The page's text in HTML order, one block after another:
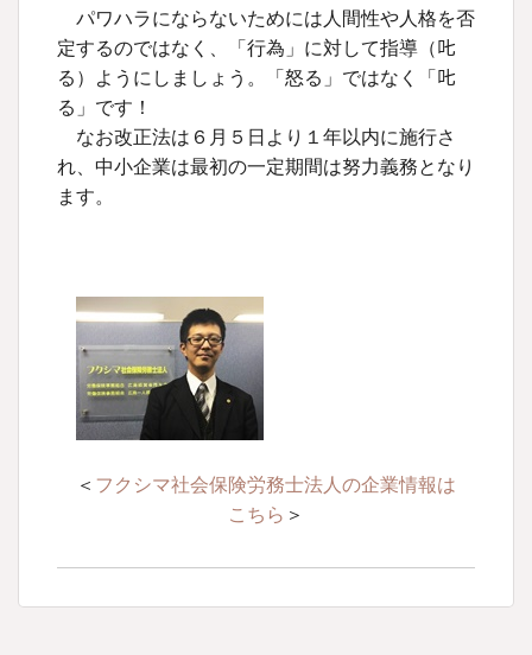
パワハラにならないためには人間性や人格を否
定するのではなく、「行為」に対して指導（𠮟
る）ようにしましょう。「怒る」ではなく「𠮟
る」です！
なお改正法は６月５日より１年以内に施行さ
れ、中小企業は最初の一定期間は努力義務となり
ます。
＜ フクシマ社会保険労務士法人の企業情報は
こちら ＞